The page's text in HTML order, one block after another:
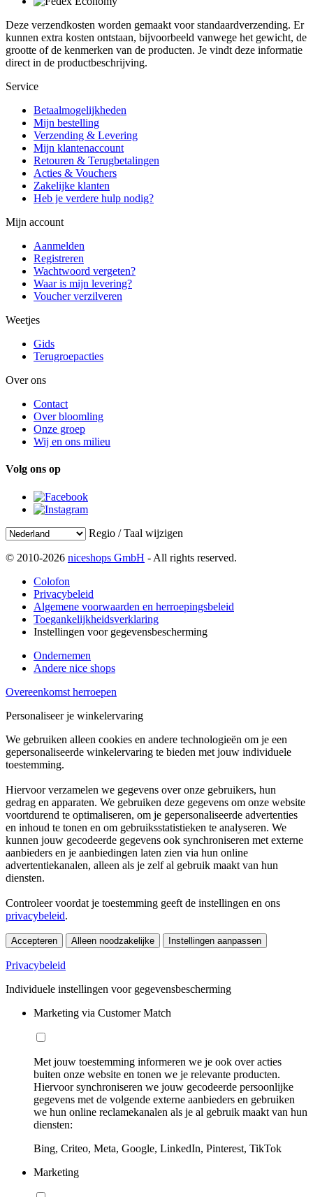
Deze verzendkosten worden gemaakt voor standaardverzending. Er
kunnen extra kosten ontstaan, bijvoorbeeld vanwege het gewicht, de
grootte of de kenmerken van de producten. Je vindt deze informatie
direct in de productbeschrijving.
Service
Betaalmogelijkheden
Mijn bestelling
Verzending & Levering
Mijn klantenaccount
Retouren & Terugbetalingen
Acties & Vouchers
Zakelijke klanten
Heb je verdere hulp nodig?
Mijn account
Aanmelden
Registreren
Wachtwoord vergeten?
Waar is mijn levering?
Voucher verzilveren
Weetjes
Gids
Terugroepacties
Over ons
Contact
Over bloomling
Onze groep
Wij en ons milieu
Volg ons op
Regio / Taal wijzigen
© 2010-2026 niceshops GmbH - All rights reserved.
Colofon
Privacybeleid
Algemene voorwaarden en herroepingsbeleid
Toegankelijkheidsverklaring
Instellingen voor gegevensbescherming
Ondernemen
Andere nice shops
Overeenkomst herroepen
Personaliseer je winkelervaring
We gebruiken alleen cookies en andere technologieën om je een
gepersonaliseerde winkelervaring te bieden met jouw individuele
toestemming.
Hiervoor verzamelen we gegevens over onze gebruikers, hun
gedrag en apparaten. We gebruiken deze gegevens om onze website
voortdurend te optimaliseren, om je gepersonaliseerde advertenties
en inhoud te tonen en om gebruiksstatistieken te analyseren. We
kunnen jouw gecodeerde gegevens ook synchroniseren met externe
aanbieders en je aanbiedingen laten zien via hun online
advertentiekanalen, alleen als je zelf al gebruik maakt van hun
diensten.
Controleer voordat je toestemming geeft de instellingen en ons
privacybeleid.
Accepteren Alleen noodzakelijke Instellingen aanpassen
Privacybeleid
Individuele instellingen voor gegevensbescherming
Marketing via Customer Match
Met jouw toestemming informeren we je ook over acties
buiten onze website en tonen we je relevante producten.
Hiervoor synchroniseren we jouw gecodeerde persoonlijke
gegevens met de volgende externe aanbieders en gebruiken
we hun online reclamekanalen als je al gebruik maakt van hun
diensten:
Bing, Criteo, Meta, Google, LinkedIn, Pinterest, TikTok
Marketing